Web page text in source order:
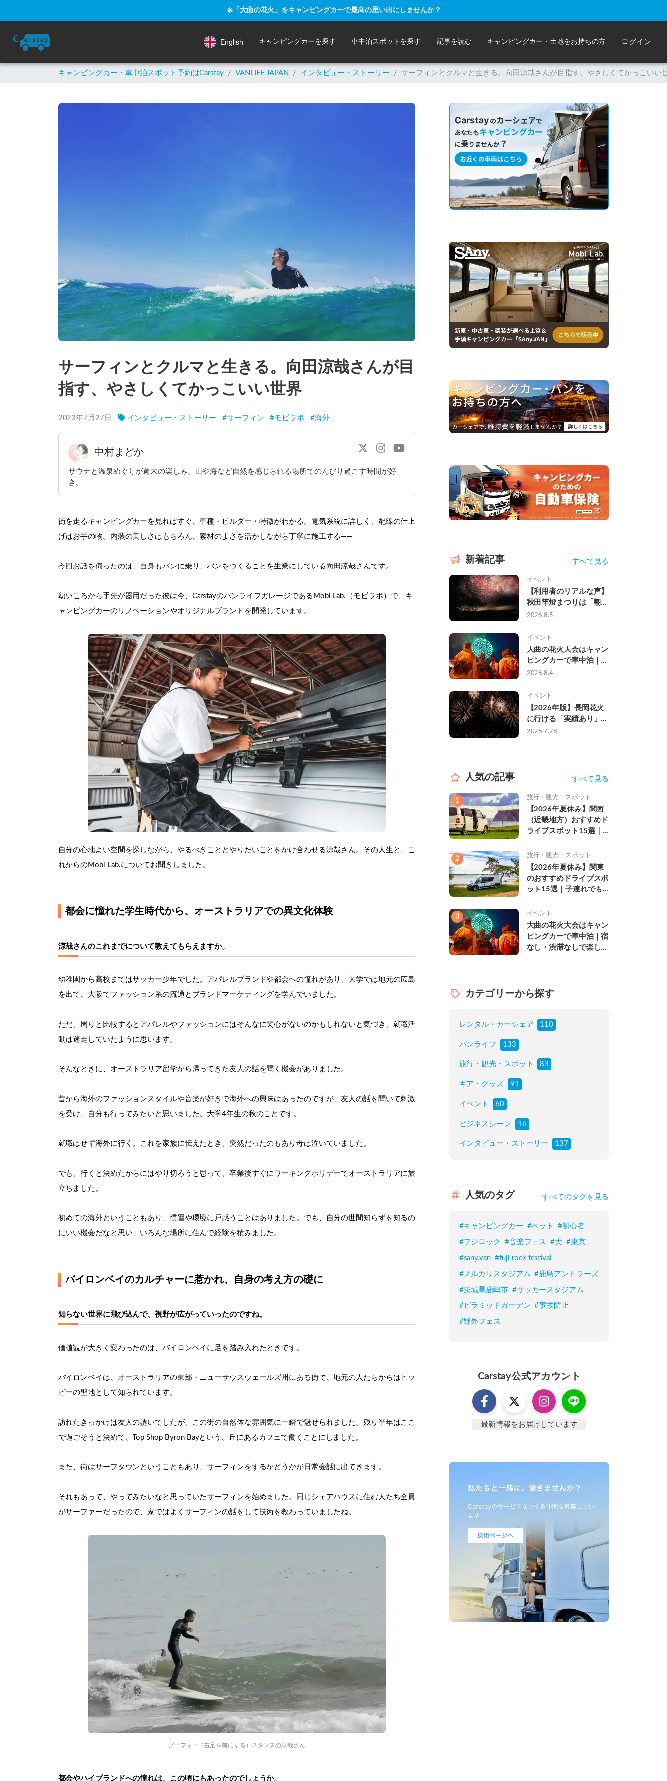
☀️「大曲の花火」をキャンピングカーで最高の思い出にしませんか？
English キャンピングカーを探す 車中泊スポットを探す 記事を読む キャンピングカー・土地をお持ちの方 ログイン
キャンピングカー・車中泊スポット予約はCarstay / VANLIFE JAPAN / インタビュー・ストーリー / サーフィンとクルマと生きる。向田涼哉さんが目指す、やさしくてかっこいい
サーフィンとクルマと生きる。向田涼哉さんが目
指す、やさしくてかっこいい世界
2023年7月27日 インタビュー・ストーリー #サーフィン #モビラボ #海外
中村まどか
サウナと温泉めぐりが週末の楽しみ。山や海など自然を感じられる場所でのんびり過ごす時間が好
き。
街を走るキャンピングカーを見ればすぐ、車種・ビルダー・特徴がわかる。電気系統に詳しく、配線の仕上
げはお手の物。内装の美しさはもちろん、素材のよさを活かしながら丁寧に施工する――
今回お話を伺ったのは、自身もバンに乗り、バンをつくることを生業にしている向田涼哉さんです。
幼いころから手先が器用だった彼は今、Carstayのバンライフガレージである Mobi Lab.（モビラボ） で、キ
ャンピングカーのリノベーションやオリジナルブランドを開発しています。
自分の心地よい空間を探しながら、やるべきこととやりたいことをかけ合わせる涼哉さん。その人生と、こ
れからのMobi Lab.についてお聞きしました。
都会に憧れた学生時代から、オーストラリアでの異文化体験
涼哉さんのこれまでについて教えてもらえますか。
幼稚園から高校まではサッカー少年でした。アパレルブランドや都会への憧れがあり、大学では地元の広島
を出て、大阪でファッション系の流通とブランドマーケティングを学んでいました。
ただ、周りと比較するとアパレルやファッションにはそんなに関心がないのかもしれないと気づき、就職活
動は迷走していたように思います。
そんなときに、オーストラリア留学から帰ってきた友人の話を聞く機会がありました。
昔から海外のファッションスタイルや音楽が好きで海外への興味はあったのですが、友人の話を聞いて刺激
を受け、自分も行ってみたいと思いました。大学4年生の秋のことです。
就職はせず海外に行く。これを家族に伝えたとき、突然だったのもあり母は泣いていました。
でも、行くと決めたからにはやり切ろうと思って、卒業後すぐにワーキングホリデーでオーストラリアに旅
立ちました。
初めての海外ということもあり、慣習や環境に戸惑うことはありました。でも、自分の世間知らずを知るの
にいい機会だなと思い、いろんな場所に住んで経験を積みました。
バイロンベイのカルチャーに惹かれ、自身の考え方の礎に
知らない世界に飛び込んで、視野が広がっていったのですね。
価値観が大きく変わったのは、バイロンベイに足を踏み入れたときです。
バイロンベイは、オーストラリアの東部・ニューサウスウェールズ州にある街で、地元の人たちからはヒッ
ピーの聖地として知られています。
訪れたきっかけは友人の誘いでしたが、この街の自然体な雰囲気に一瞬で魅せられました。残り半年はここ
で過ごそうと決めて、Top Shop Byron Bayという、丘にあるカフェで働くことにしました。
また、街はサーフタウンということもあり、サーフィンをするかどうかが日常会話に出てきます。
それもあって、やってみたいなと思っていたサーフィンを始めました。同じシェアハウスに住む人たち全員
がサーファーだったので、家ではよくサーフィンの話をして技術を教わっていましたね。
グーフィー（右足を前にする）スタンスの涼哉さん
都会やハイブランドへの憧れは、この頃にもあったのでしょうか。
新着記事 すべて見る
イベント
【利用者のリアルな声】
秋田竿燈まつりは「朝か
ら夜まで」の祭り。キャ
組の記録
2026.8.5
イベント
大曲の花火大会はキャン
ピングカーで車中泊｜宿
なし・渋滞なしで楽しむ
2026.8.4
イベント
【2026年版】長岡花火
に行ける「実績あり」の
キャンピングカー3選｜
2026.7.28
人気の記事 すべて見る
1 旅行・観光・スポット
【2026年夏休み】関西
（近畿地方）おすすめド
ライブスポット15選｜
名所を紹介
2 旅行・観光・スポット
【2026年夏休み】関東
のおすすめドライブスポ
ット15選｜子連れでも
ルメ・温泉を徹底解説
3 イベント
大曲の花火大会はキャン
ピングカーで車中泊｜宿
なし・渋滞なしで楽しむ
カテゴリーから探す
レンタル・カーシェア 110
バンライフ 133
旅行・観光・スポット 83
ギア・グッズ 91
イベント 60
ビジネスシーン 16
インタビュー・ストーリー 137
人気のタグ すべてのタグを見る
#キャンピングカー #ペット #初心者
#フジロック #音楽フェス #犬 #東京
#sany.van #fuji rock festival
#メルカリスタジアム #鹿島アントラーズ
#茨城県鹿嶋市 #サッカースタジアム
#ピラミッドガーデン #事故防止
#野外フェス
Carstay公式アカウント
最新情報をお届けしています